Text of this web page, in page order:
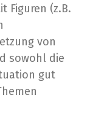
Figuren (z.B.
von
sowohl die
gut